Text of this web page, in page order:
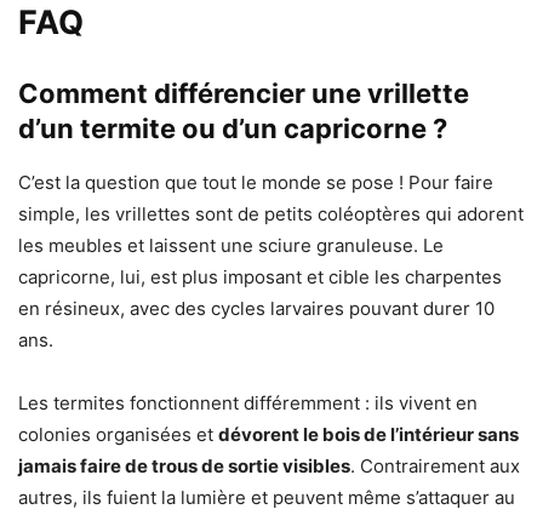
FAQ
Comment différencier une vrillette
d’un termite ou d’un capricorne ?
C’est la question que tout le monde se pose ! Pour faire
simple, les vrillettes sont de petits coléoptères qui adorent
les meubles et laissent une sciure granuleuse. Le
capricorne, lui, est plus imposant et cible les charpentes
en résineux, avec des cycles larvaires pouvant durer 10
ans.
Les termites fonctionnent différemment : ils vivent en
colonies organisées et dévorent le bois de l’intérieur sans
jamais faire de trous de sortie visibles. Contrairement aux
autres, ils fuient la lumière et peuvent même s’attaquer au